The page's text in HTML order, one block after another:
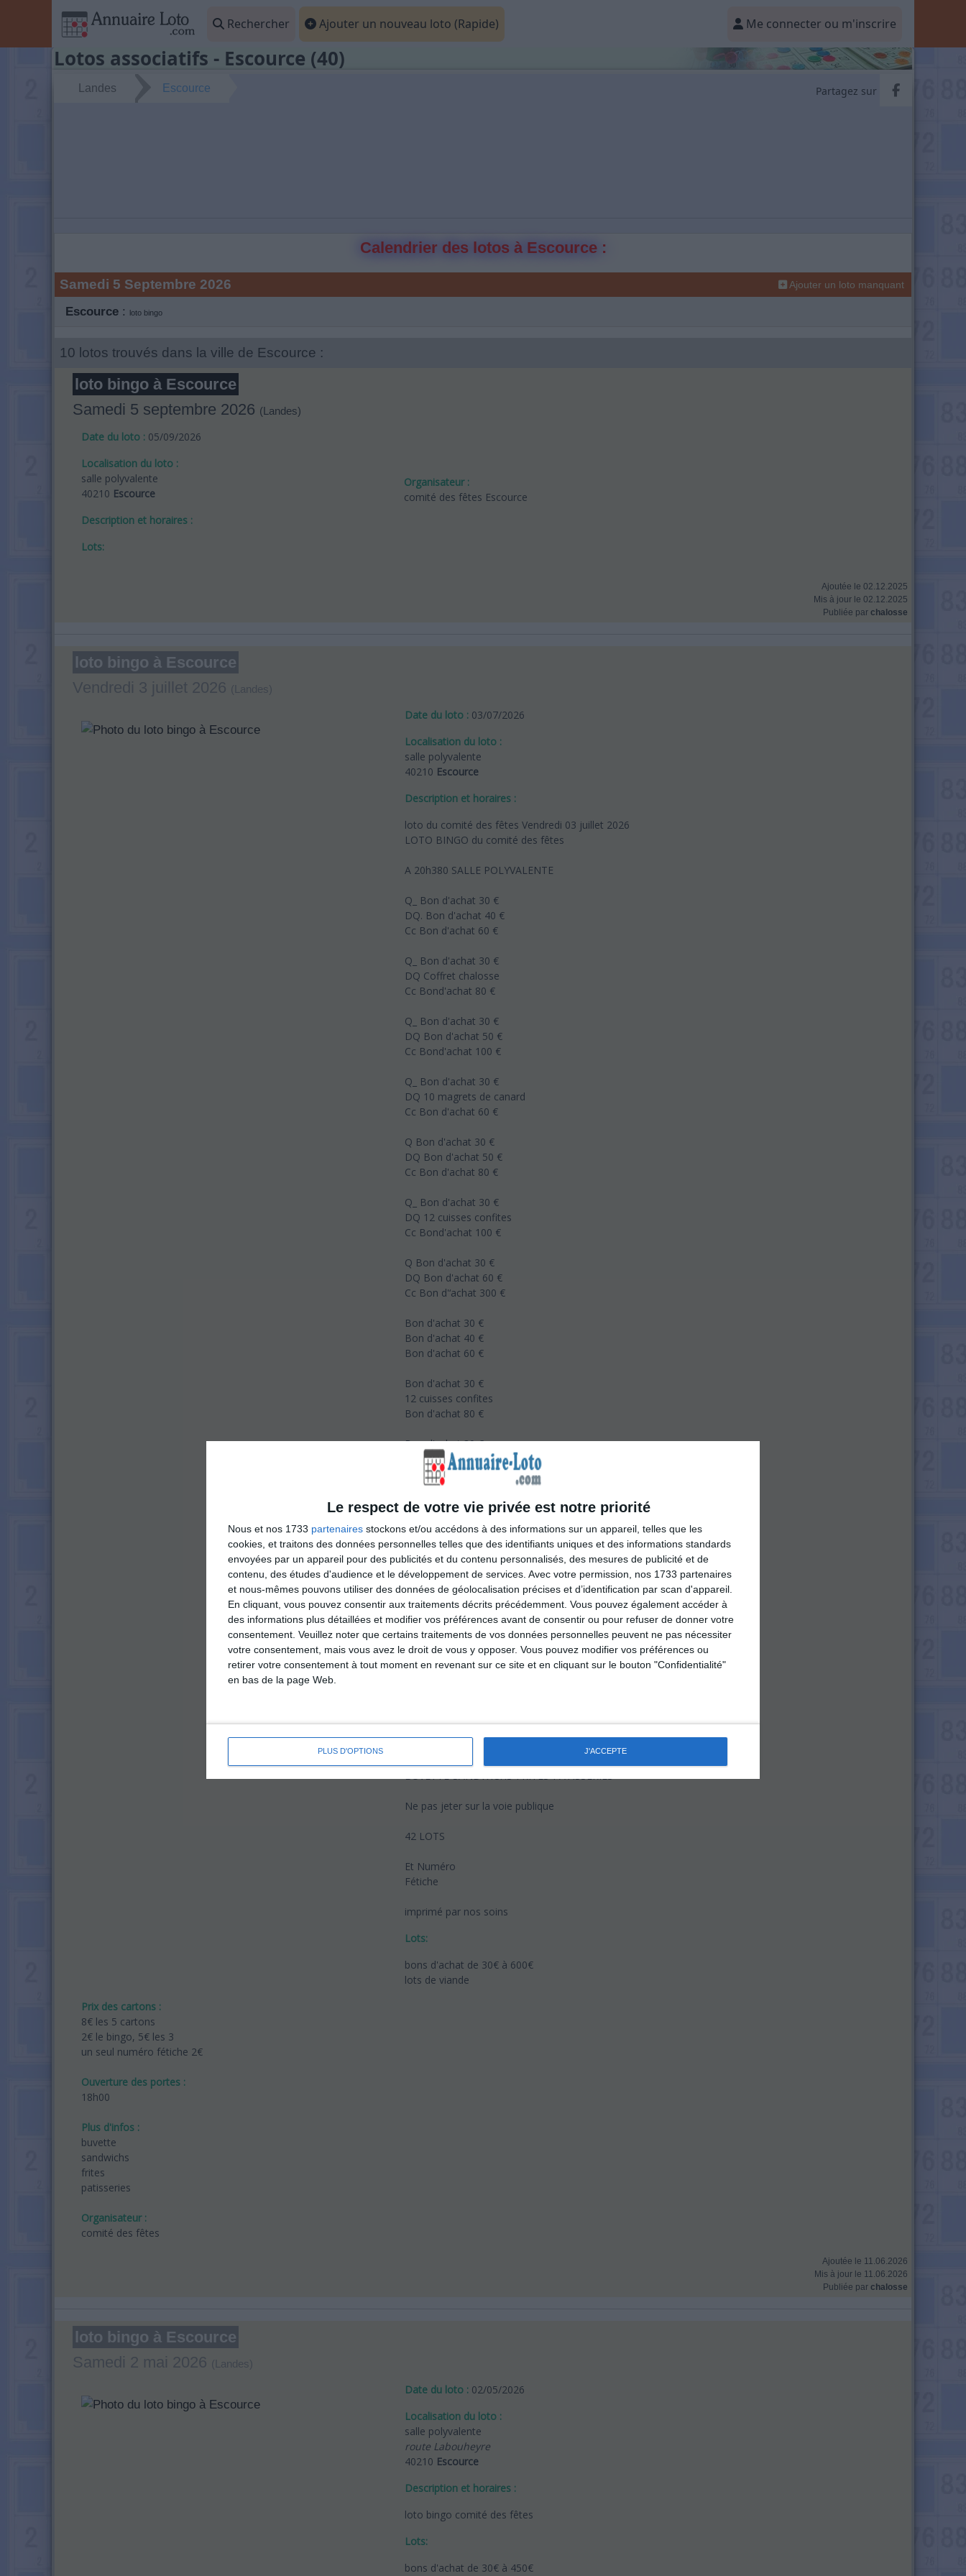
Le respect de votre vie privée est notre priorité
Nous et nos 1733 partenaires stockons et/ou accédons à des informations sur un appareil, telles que les
cookies, et traitons des données personnelles telles que des identifiants uniques et des informations standards
envoyées par un appareil pour des publicités et du contenu personnalisés, des mesures de publicité et de
contenu, des études d'audience et le développement de services. Avec votre permission, nos 1733 partenaires
et nous-mêmes pouvons utiliser des données de géolocalisation précises et d’identification par scan d'appareil.
En cliquant, vous pouvez consentir aux traitements décrits précédemment. Vous pouvez également accéder à
des informations plus détaillées et modifier vos préférences avant de consentir ou pour refuser de donner votre
consentement. Veuillez noter que certains traitements de vos données personnelles peuvent ne pas nécessiter
votre consentement, mais vous avez le droit de vous y opposer. Vous pouvez modifier vos préférences ou
retirer votre consentement à tout moment en revenant sur ce site et en cliquant sur le bouton "Confidentialité"
en bas de la page Web.
PLUS D'OPTIONS J'ACCEPTE
Rechercher Ajouter un nouveau loto (Rapide) Me connecter ou m'inscrire
Lotos associatifs - Escource (40)
Landes Escource Partagez sur Partager
Calendrier des lotos à Escource :
Samedi 5 Septembre 2026 Ajouter un loto manquant
Escource : loto bingo
10 lotos trouvés dans la ville de Escource :
loto bingo à Escource
Samedi 5 septembre 2026 (Landes)
Date du loto : 05/09/2026
Localisation du loto :
salle polyvalente
40210 Escource
Description et horaires :
Lots:
Organisateur :
comité des fêtes Escource
Ajoutée le 02.12.2025
Mis à jour le 02.12.2025
Publiée par chalosse
loto bingo à Escource
Vendredi 3 juillet 2026 (Landes)
Date du loto : 03/07/2026
Localisation du loto :
salle polyvalente
40210 Escource
Description et horaires :
loto du comité des fêtes Vendredi 03 juillet 2026
LOTO BINGO du comité des fêtes
A 20h380 SALLE POLYVALENTE
Q_ Bon d'achat 30 €
DQ. Bon d'achat 40 €
Cc Bon d'achat 60 €
Q_ Bon d'achat 30 €
DQ Coffret chalosse
Cc Bond'achat 80 €
Q_ Bon d'achat 30 €
DQ Bon d'achat 50 €
Cc Bond'achat 100 €
Q_ Bon d'achat 30 €
DQ 10 magrets de canard
Cc Bon d'achat 60 €
Q Bon d'achat 30 €
DQ Bon d'achat 50 €
Cc Bon d'achat 80 €
Q_ Bon d'achat 30 €
DQ 12 cuisses confites
Cc Bond'achat 100 €
Q Bon d'achat 30 €
DQ Bon d'achat 60 €
Cc Bon d'‘achat 300 €
Bon d'achat 30 €
Bon d'achat 40 €
Bon d'achat 60 €
Bon d'achat 30 €
12 cuisses confites
Bon d'achat 80 €
Bon d'achat 30 €
Bon d'achat 50 €
Bon d'achat 100 €
Bon d'achat 30 €
Bon d'achat 60 €
Bon d'achat 30 €
Coffret chalosse
Bon d'achat 80 €
Bon d'achat 30 €
10 magrets de canard
Bon d‘achat 100 €
BUVETTE-SANDWICHS-FRITES-PATISSERIES
Ne pas jeter sur la voie publique
42 LOTS
Et Numéro
Fétiche
imprimé par nos soins
Lots:
bons d'achat de 30€ à 600€
lots de viande
Prix des cartons :
8€ les 5 cartons
2€ le bingo, 5€ les 3
un seul numéro fétiche 2€
Ouverture des portes :
18h00
Plus d'infos :
buvette
sandwichs
frites
patisseries
Organisateur :
comité des fêtes
Ajoutée le 11.06.2026
Mis à jour le 11.06.2026
Publiée par chalosse
loto bingo à Escource
Samedi 2 mai 2026 (Landes)
Date du loto : 02/05/2026
Localisation du loto :
salle polyvalente
route Labouheyre
40210 Escource
Description et horaires :
loto bingo comité des fêtes
Lots:
bons d'achat de 30€ à 450€